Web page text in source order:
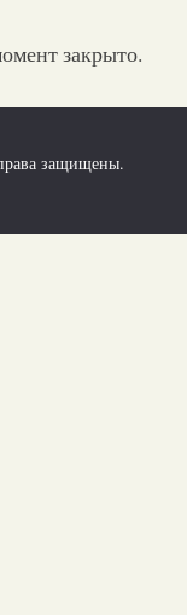
закрыто.
защищены.